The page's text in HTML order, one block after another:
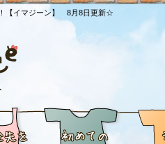
【イマジーン】 8月8日更新☆